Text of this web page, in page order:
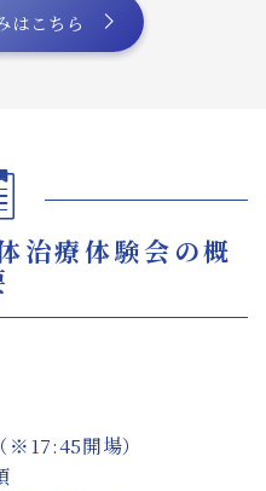
はこちら
治療体験会の概
※17:45開場）